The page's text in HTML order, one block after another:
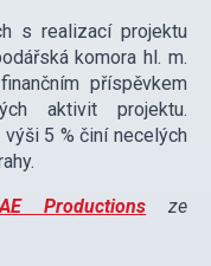
s realizací projektu
komora hl. m.
příspěvkem
aktivit projektu.
5 % činí necelých
Productions ze